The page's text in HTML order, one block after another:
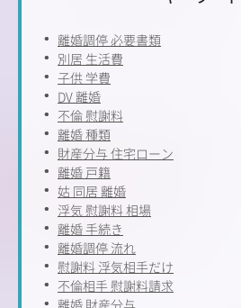
離婚調停 必要書類
別居 生活費
子供 学費
DV 離婚
不倫 慰謝料
離婚 種類
財産分与 住宅ローン
離婚 戸籍
姑 同居 離婚
浮気 慰謝料 相場
離婚 手続き
離婚調停 流れ
慰謝料 浮気相手だけ
不倫相手 慰謝料請求
離婚 財産分与